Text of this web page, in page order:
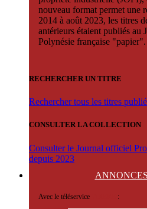
nouveau format permet une
2014 à août 2023, les titres
antérieurs étaient publiés au
Polynésie française "papier".
RECHERCHER UN TITRE
Rechercher tous les titres
CONSULTER LA COLLECTION
Consulter le Journal officiel
depuis 2023
ANNONCES
Avec le téléservice :